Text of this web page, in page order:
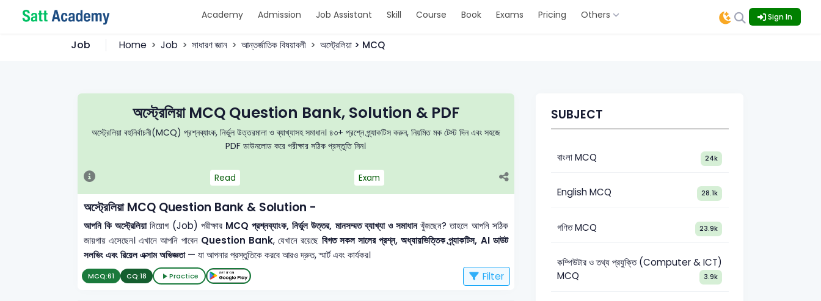
Academy Admission Job Assistant Skill Course Book Exams Pricing Others Sign In
Job Home Job সাধারণ জ্ঞান আন্তর্জাতিক বিষয়াবলী অস্ট্রেলিয়া > MCQ
অস্ট্রেলিয়া MCQ Question Bank, Solution & PDF
অস্ট্রেলিয়া বহুনির্বাচনী(MCQ) প্রশ্নব্যাংক, নির্ভুল উত্তরমালা ও ব্যাখ্যাসহ সমাধান। ৪৩+ প্রশ্নে প্র্যাকটিস করুন, নিয়মিত মক টেস্ট দিন এবং সহজে
PDF ডাউনলোড করে পরীক্ষার সঠিক প্রস্তুতি নিন।
Read Exam
অস্ট্রেলিয়া MCQ Question Bank & Solution -
আপনি কি অস্ট্রেলিয়ানিয়োগ (Job) পরীক্ষার MCQ প্রশ্নব্যাংক, নির্ভুল উত্তর, মানসম্মত ব্যাখ্যা ও সমাধানখুঁজছেন? তাহলে আপনি সঠিক
জায়গায় এসেছেন। এখানে আপনি পাবেন Question Bank, যেখানে রয়েছে বিগত সকল সালের প্রশ্ন, অধ্যায়ভিত্তিক প্র্যাকটিস, AI ডাউট
সলভিং এবং রিয়েল এক্সাম অভিজ্ঞতা— যা আপনার প্রস্তুতিকে করবে আরও দ্রুত, স্মার্ট এবং কার্যকর।
MCQ:61 CQ:18 Practice Filter
SUBJECT
বাংলা MCQ 24k
English MCQ 28.1k
গণিত MCQ 23.9k
কম্পিউটার ও তথ্য প্রযুক্তি (Computer & ICT)
MCQ
3.9k